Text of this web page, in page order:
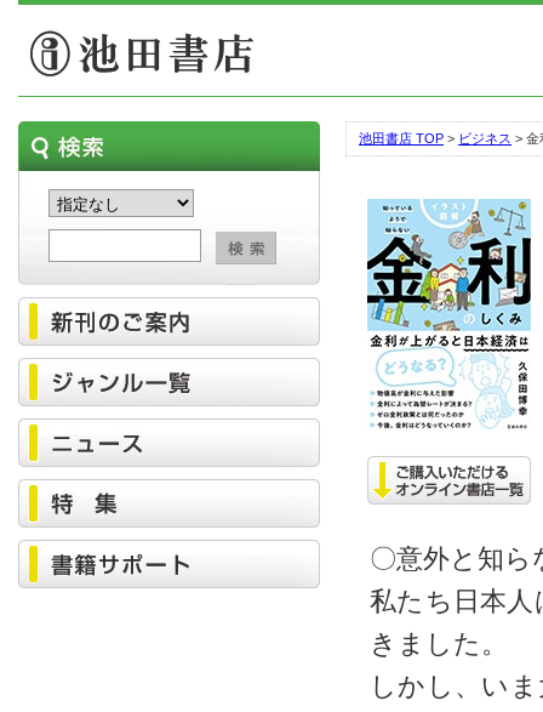
池田書店 TOP > ビジネス > 金
〇意外と知
私たち日本
きました。
しかし、い